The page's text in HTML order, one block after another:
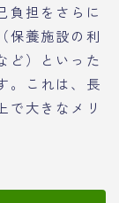
負担をさらに
保養施設の利
ど）といった
。これは、長
で大きなメリ